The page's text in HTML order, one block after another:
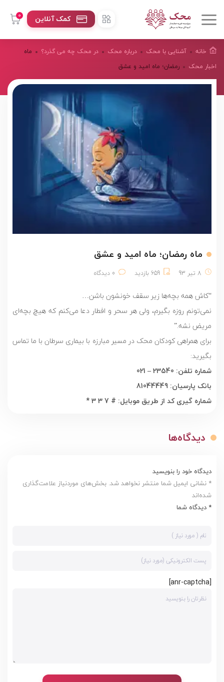
0 کمک آنلاین
خانه آشنایی با محک درباره محک
در محک چه می گذرد؟
اخبار محک
ماه
رمضان؛ ماه امید و عشق
ماه رمضان؛ ماه امید و عشق
8 تیر 93 659 بازدید 0 دیدگاه
“کاش همه بچه‌ها زیر سقف خونشون باشن…
نمی‌تونم روزه بگیرم، ولی هر سحر و افطار دعا می‌کنم که هیچ بچه‌ای
مریض نشه.”
برای همراهی کودکان محک در مسیر مبارزه با بیماری سرطان با ما تماس
بگیرید:
شماره تلفن: 23540 – 021
بانک پارسیان: 81044449
شماره گیریکد از طریق موبایل: # 3 3 7 *
دیدگاه‌ها
دیدگاه خود را بنویسید
* نشانی ایمیل شما منتشر نخواهد شد. بخش‌های موردنیاز علامت‌گذاری
شده‌اند
* دیدگاه شما
[anr-captcha]